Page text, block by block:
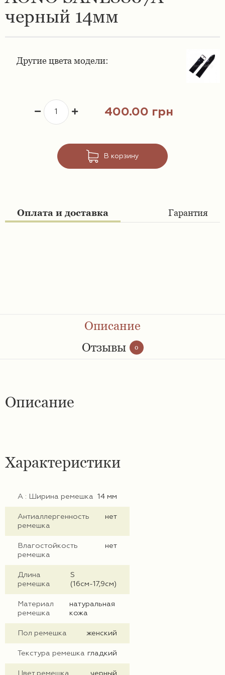
Ремешки 16 мм
Ремешки 19 мм
Ремешки 21 мм
Ремешки 23 мм
Ремешки 26 мм
Ремешки 36 мм
Мужские ремешки
Ремешки для часов Swatch
Ремешки для часов Ulysse Nardin
черный 14мм
Другие цвета модели:
400.00 грн
В корзину
Оплата и доставка Гарантия
Описание
Отзывы
0
Описание
Характеристики
А : Ширина ремешка 14 мм
Антиаллергенность
ремешка
нет
Влагостойкость
ремешка
нет
Длина
ремешка
S
(16см-17,9см)
Материал
ремешка
натуральная
кожа
Пол ремешка женский
Текстура ремешка гладкий